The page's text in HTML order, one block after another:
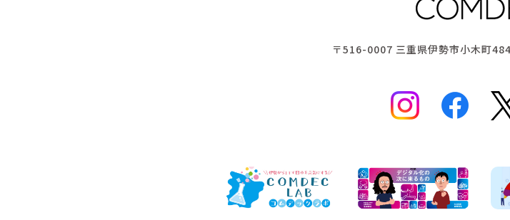
〒516-0007 三重県伊勢市小木町